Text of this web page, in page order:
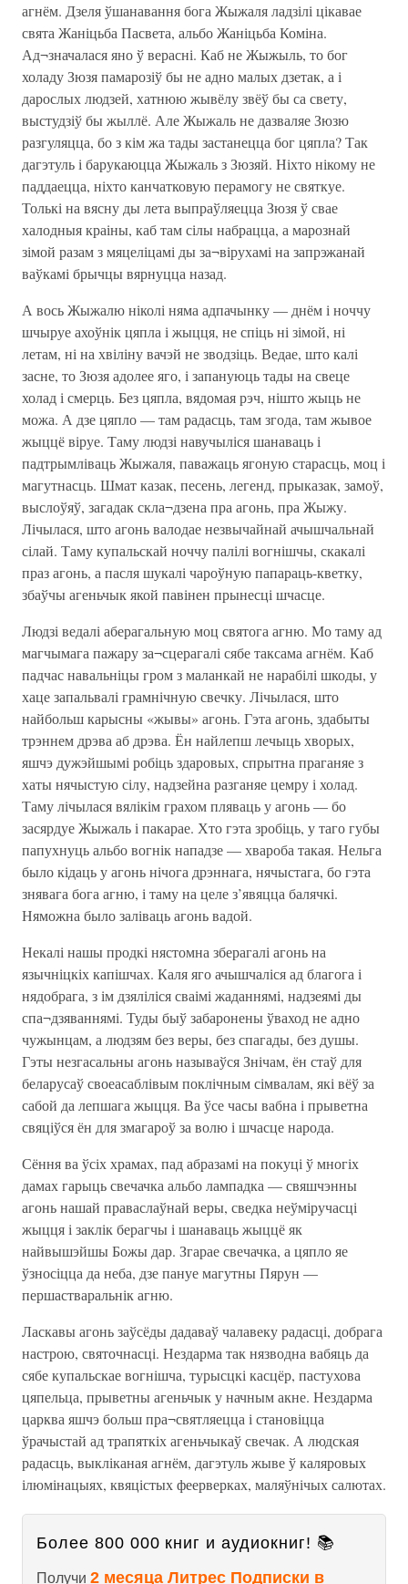
агнём. Дзеля ўшанавання бога Жыжаля ладзілі цікавае
свята Жаніцьба Пасвета, альбо Жаніцьба Коміна.
Ад¬значалася яно ў верасні. Каб не Жыжыль, то бог
холаду Зюзя памарозіў бы не адно малых дзетак, а і
дарослых людзей, хатнюю жывёлу звёў бы са свету,
выстудзіў бы жыллё. Але Жыжаль не дазваляе Зюзю
разгуляцца, бо з кім жа тады застанецца бог цяпла? Так
дагэтуль і барукаюцца Жыжаль з Зюзяй. Ніхто нікому не
паддаецца, ніхто канчатковую перамогу не святкуе.
Толькі на вясну ды лета выпраўляецца Зюзя ў свае
халодныя краіны, каб там сілы набрацца, а марознай
зімой разам з мяцеліцамі ды за¬вірухамі на запрэжанай
ваўкамі брычцы вярнуцца назад.
А вось Жыжалю ніколі няма адпачынку — днём і ноччу
шчыруе ахоўнік цяпла і жыцця, не спіць ні зімой, ні
летам, ні на хвіліну вачэй не зводзіць. Ведае, што калі
засне, то Зюзя адолее яго, і запануюць тады на свеце
холад і смерць. Без цяпла, вядомая рэч, нішто жыць не
можа. А дзе цяпло — там радасць, там згода, там жывое
жыццё віруе. Таму людзі навучыліся шанаваць і
падтрымліваць Жыжаля, паважаць ягоную старасць, моц і
магутнасць. Шмат казак, песень, легенд, прыказак, замоў,
выслоўяў, загадак скла¬дзена пра агонь, пра Жыжу.
Лічылася, што агонь валодае незвычайнай ачышчальнай
сілай. Таму купальскай ноччу палілі вогнішчы, скакалі
праз агонь, а пасля шукалі чароўную папараць-кветку,
збаўчы агеньчык якой павінен прынесці шчасце.
Людзі ведалі аберагальную моц святога агню. Мо таму ад
магчымага пажару за¬сцерагалі сябе таксама агнём. Каб
падчас навальніцы гром з маланкай не нарабілі шкоды, у
хаце запальвалі грамнічную свечку. Лічылася, што
найбольш карысны «жывы» агонь. Гэта агонь, здабыты
трэннем дрэва аб дрэва. Ён найлепш лечыць хворых,
яшчэ дужэйшымі робіць здаровых, спрытна праганяе з
хаты нячыстую сілу, надзейна разганяе цемру і холад.
Таму лічылася вялікім грахом пляваць у агонь — бо
засярдуе Жыжаль і пакарае. Хто гэта зробіць, у таго губы
папухнуць альбо вогнік нападзе — хвароба такая. Нельга
было кідаць у агонь нічога дрэннага, нячыстага, бо гэта
знявага бога агню, і таму на целе з’явяцца балячкі.
Няможна было заліваць агонь вадой.
Некалі нашы продкі нястомна зберагалі агонь на
язычніцкіх капішчах. Каля яго ачышчаліся ад благога і
нядобрага, з ім дзяліліся сваімі жаданнямі, надзеямі ды
спа¬дзяваннямі. Туды быў забаронены ўваход не адно
чужынцам, а людзям без веры, без спагады, без душы.
Гэты незгасальны агонь называўся Знічам, ён стаў для
беларусаў своеасаблівым поклічным сімвалам, які вёў за
сабой да лепшага жыцця. Ва ўсе часы вабна і прыветна
свяціўся ён для змагароў за волю і шчасце народа.
Сёння ва ўсіх храмах, пад абразамі на покуці ў многіх
дамах гарыць свечачка альбо лампадка — свяшчэнны
агонь нашай праваслаўнай веры, сведка неўміручасці
жыцця і заклік берагчы і шанаваць жыццё як
найвышэйшы Божы дар. Згарае свечачка, а цяпло яе
ўзносіцца да неба, дзе пануе магутны Пярун —
першастваральнік агню.
Ласкавы агонь заўсёды дадаваў чалавеку радасці, добрага
настрою, святочнасці. Нездарма так нязводна вабяць да
сябе купальскае вогнішча, турысцкі касцёр, пастухова
цяпельца, прыветны агеньчык у начным акне. Нездарма
царква яшчэ больш пра¬святляецца і становіцца
ўрачыстай ад трапяткіх агеньчыкаў свечак. А людская
радасць, выкліканая агнём, дагэтуль жыве ў каляровых
ілюмінацыях, квяцістых феерверках, маляўнічых салютах.
Более 800 000 книг и аудиокниг! 📚
Получи 2 месяца Литрес Подписки в